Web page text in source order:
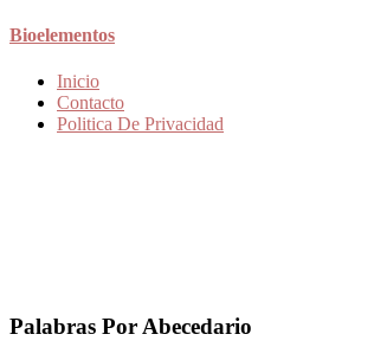
Bioelementos
Inicio
Contacto
Politica De Privacidad
Palabras Por Abecedario